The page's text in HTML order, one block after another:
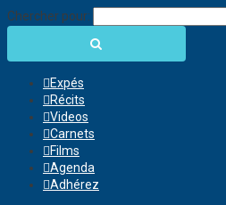
Chercher pour:
Expés
Récits
Videos
Carnets
Films
Agenda
Adhérez